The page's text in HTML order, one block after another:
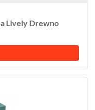
Lively Drewno